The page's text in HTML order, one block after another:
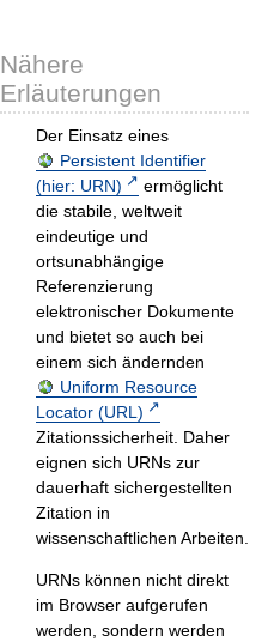
Nähere
Erläuterungen
Der Einsatz eines
Persistent Identifier
(hier: URN)
ermöglicht
die stabile, weltweit
eindeutige und
ortsunabhängige
Referenzierung
elektronischer Dokumente
und bietet so auch bei
einem sich ändernden
Uniform Resource
Locator (URL)
Zitationssicherheit. Daher
eignen sich URNs zur
dauerhaft sichergestellten
Zitation in
wissenschaftlichen Arbeiten.
URNs können nicht direkt
im Browser aufgerufen
werden, sondern werden